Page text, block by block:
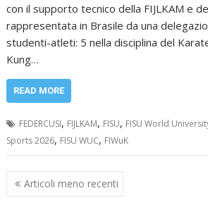
con il supporto tecnico della FIJLKAM e
rappresentata in Brasile da una
studenti-atleti: 5 nella disciplina del
Kung…
READ MORE
FEDERCUSI, FIJLKAM, FISU, FISU World
Sports 2026, FISU WUC, FIWuK
Navigazione
articoli
Articoli meno recenti